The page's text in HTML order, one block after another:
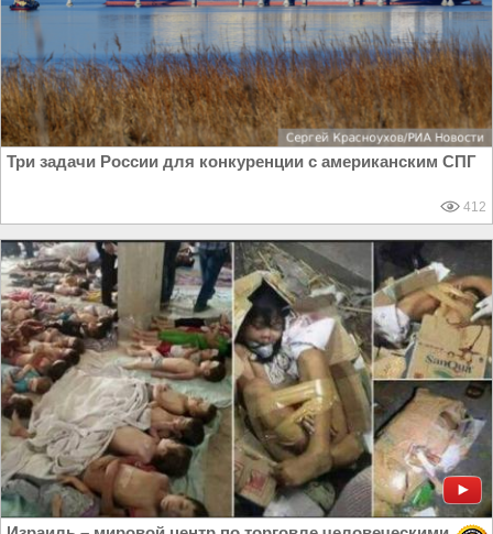
Три задачи России для конкуренции с американским СПГ
412